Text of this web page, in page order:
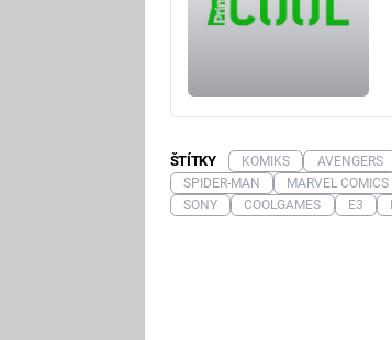
ŠTÍTKY KOMIKS AVENGERS
SPIDER-MAN
MARVEL COMICS
SONY
COOLGAMES E3